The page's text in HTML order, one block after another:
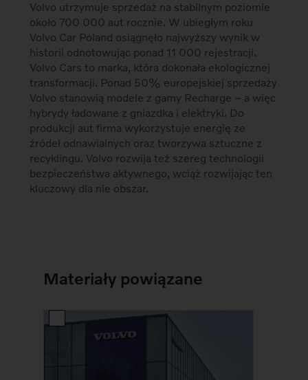
Volvo utrzymuje sprzedaż na stabilnym poziomie
około 700 000 aut rocznie. W ubiegłym roku
Volvo Car Poland osiągnęło najwyższy wynik w
historii odnotowując ponad 11 000 rejestracji.
Volvo Cars to marka, która dokonała ekologicznej
transformacji. Ponad 50% europejskiej sprzedaży
Volvo stanowią modele z gamy Recharge – a więc
hybrydy ładowane z gniazdka i elektryki. Do
produkcji aut firma wykorzystuje energię ze
źródeł odnawialnych oraz tworzywa sztuczne z
recyklingu. Volvo rozwija też szereg technologii
bezpieczeństwa aktywnego, wciąż rozwijając ten
kluczowy dla nie obszar.
Materiały powiązane